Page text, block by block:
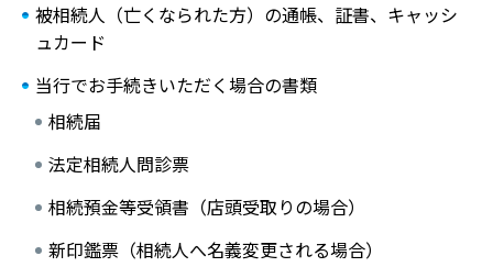
被相続人（亡くなられた方）の通帳、証書、キャッシ
ュカード
当行でお手続きいただく場合の書類
相続届
法定相続人問診票
相続預金等受領書（店頭受取りの場合）
新印鑑票（相続人へ名義変更される場合）